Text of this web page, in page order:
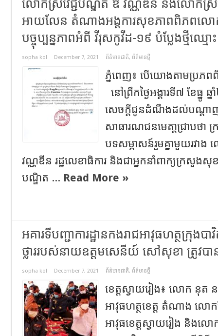
លោកស្រី​វេជ្ជបណ្ឌិត ឱ វណ្ណឌីន និងលោកស្រី​
អាយលែន តំណាងអង្គការសុខភាពពិភពលោកប្
បច្ចុប្បន្នភាពអំពី​ វីរុសកូវីដ-១៩ បំប្លែងថ្មីឈ្ម
sopha kol December 7, 2021 ព័ត៌មានជាតិ, ព័ត៌មានថ្មី
ភ្នំពេញ​៖​ បេី​យោង​តាមប្រភ
នៅព្រឹក​ថ្ងៃ​អង្គារ​ទី​៧​ ខែធ្នូ​
សេចក្តីជូនដំណឹងដល់បណ្តា
សាធារណជនមេតា្តជ្រាបថ
បទសម្ភាសន៍រួមគ្នាមួយរវាង
វណ្ណឌីន រដ្ឋលេខាធិការ និងជាអ្នកនាំពាក្យក្រសួង
បណ្ឌិត ... Read More »
អគារទីបញ្ជាការដ្ឋានកងរាជអាវុធហត្ថក្រុ
ថ្លាររបស់នាយឧត្តមសេនីយ៍ សៅសុខា ត្រូវបា
sopha kol December 7, 2021 ព័ត៌មានជាតិ, ព័ត៌មានថ្មី
ខេត្តស្វាយរៀង៖ លោក នុត ន
អាវុធហត្ថខេត្ត តំណាង លោកស
អាវុធខេត្តស្វាយរៀង និង